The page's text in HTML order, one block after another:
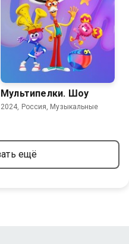
8.3
Мультипелки. Шоу
2024, Россия, Музыкальные
ещё